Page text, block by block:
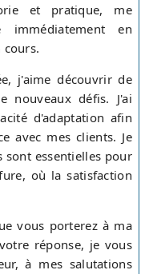
et pratique, me
immédiatement en
j'aime découvrir de
nouveaux défis. J'ai
d'adaptation afin
avec mes clients. Je
sont essentielles pour
où la satisfaction
vous porterez à ma
réponse, je vous
à mes salutations